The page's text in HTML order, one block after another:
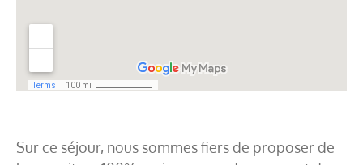
Sur ce séjour, nous sommes fiers de proposer de